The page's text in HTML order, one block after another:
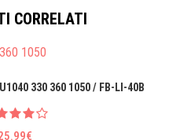
CORRELATI
330 360 1050 / FB-LI-40B